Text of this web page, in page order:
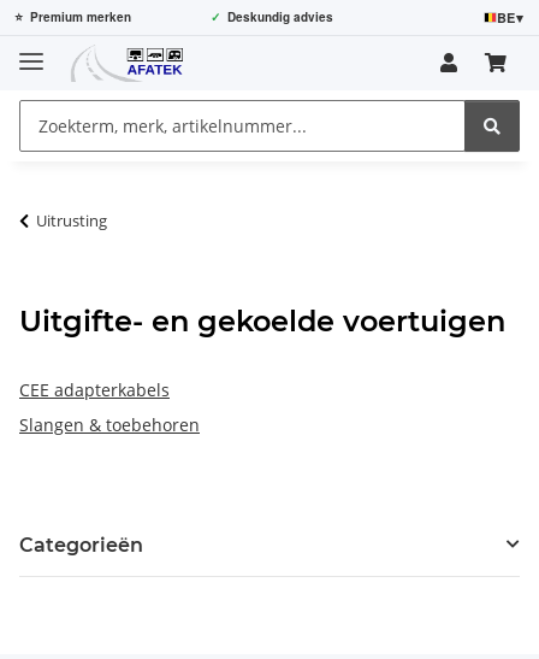
⭐ Premium merken ✓ Deskundig advies BE▾
Uitrusting
Uitgifte- en gekoelde voertuigen
CEE adapterkabels
Slangen & toebehoren
Categorieën